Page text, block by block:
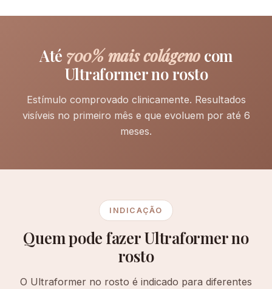
Até 700% mais colágeno com
Ultraformer no rosto
Estímulo comprovado clinicamente. Resultados
visíveis no primeiro mês e que evoluem por até 6
meses.
INDICAÇÃO
Quem pode fazer Ultraformer no
rosto
O Ultraformer no rosto é indicado para diferentes